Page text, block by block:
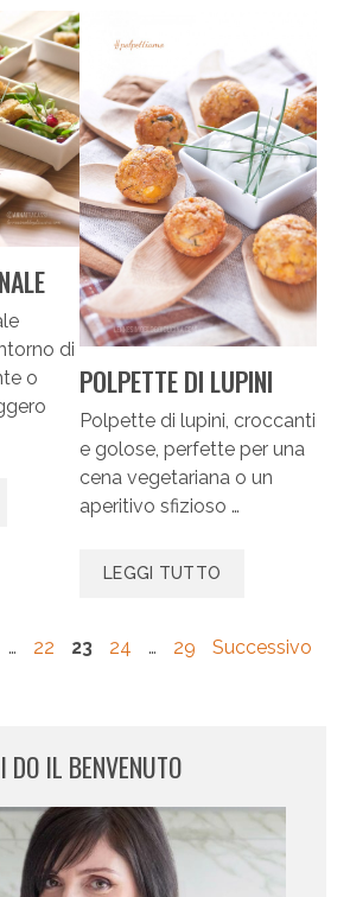
di
o
POLPETTE DI LUPINI
Polpette di lupini, croccanti
e golose, perfette per una
cena vegetariana o un
aperitivo sfizioso …
LEGGI TUTTO
… Pagina
22 Pagina
23 Pagina
24 … Pagina
29
Successivo
DO IL BENVENUTO